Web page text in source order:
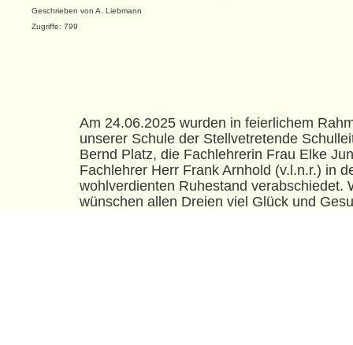
Geschrieben von A. Liebmann
Zugriffe: 799
Am 24.06.2025 wurden in feierlichem
unserer Schule der Stellvetretende
Bernd Platz, die Fachlehrerin Frau Elke
Fachlehrer Herr Frank Arnhold (v.l.n.r.) in
wohlverdienten Ruhestand verabschiedet.
wünschen allen Dreien viel Glück und